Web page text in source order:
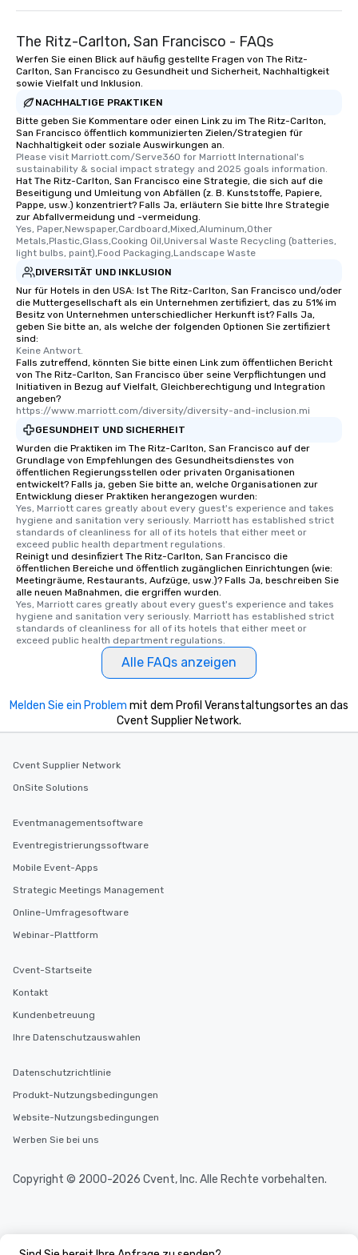
The Ritz-Carlton, San Francisco - FAQs
Werfen Sie einen Blick auf häufig gestellte Fragen von The Ritz-
Carlton, San Francisco zu Gesundheit und Sicherheit, Nachhaltigkeit
sowie Vielfalt und Inklusion.
NACHHALTIGE PRAKTIKEN
Bitte geben Sie Kommentare oder einen Link zu im The Ritz-Carlton,
San Francisco öffentlich kommunizierten Zielen/Strategien für
Nachhaltigkeit oder soziale Auswirkungen an.
Please visit Marriott.com/Serve360 for Marriott International's
sustainability & social impact strategy and 2025 goals information.
Hat The Ritz-Carlton, San Francisco eine Strategie, die sich auf die
Beseitigung und Umleitung von Abfällen (z. B. Kunststoffe, Papiere,
Pappe, usw.) konzentriert? Falls Ja, erläutern Sie bitte Ihre Strategie
zur Abfallvermeidung und -vermeidung.
Yes, Paper,Newspaper,Cardboard,Mixed,Aluminum,Other
Metals,Plastic,Glass,Cooking Oil,Universal Waste Recycling (batteries,
light bulbs, paint),Food Packaging,Landscape Waste
DIVERSITÄT UND INKLUSION
Nur für Hotels in den USA: Ist The Ritz-Carlton, San Francisco und/oder
die Muttergesellschaft als ein Unternehmen zertifiziert, das zu 51% im
Besitz von Unternehmen unterschiedlicher Herkunft ist? Falls Ja,
geben Sie bitte an, als welche der folgenden Optionen Sie zertifiziert
sind:
Keine Antwort.
Falls zutreffend, könnten Sie bitte einen Link zum öffentlichen Bericht
von The Ritz-Carlton, San Francisco über seine Verpflichtungen und
Initiativen in Bezug auf Vielfalt, Gleichberechtigung und Integration
angeben?
https://www.marriott.com/diversity/diversity-and-inclusion.mi
GESUNDHEIT UND SICHERHEIT
Wurden die Praktiken im The Ritz-Carlton, San Francisco auf der
Grundlage von Empfehlungen des Gesundheitsdienstes von
öffentlichen Regierungsstellen oder privaten Organisationen
entwickelt? Falls ja, geben Sie bitte an, welche Organisationen zur
Entwicklung dieser Praktiken herangezogen wurden:
Yes, Marriott cares greatly about every guest's experience and takes
hygiene and sanitation very seriously. Marriott has established strict
standards of cleanliness for all of its hotels that either meet or
exceed public health department regulations.
Reinigt und desinfiziert The Ritz-Carlton, San Francisco die
öffentlichen Bereiche und öffentlich zugänglichen Einrichtungen (wie:
Meetingräume, Restaurants, Aufzüge, usw.)? Falls Ja, beschreiben Sie
alle neuen Maßnahmen, die ergriffen wurden.
Yes, Marriott cares greatly about every guest's experience and takes
hygiene and sanitation very seriously. Marriott has established strict
standards of cleanliness for all of its hotels that either meet or
exceed public health department regulations.
Alle FAQs anzeigen
Melden Sie ein Problem mit dem Profil Veranstaltungsortes an das
Cvent Supplier Network.
Cvent Supplier Network
OnSite Solutions
Eventmanagementsoftware
Eventregistrierungssoftware
Mobile Event-Apps
Strategic Meetings Management
Online-Umfragesoftware
Webinar-Plattform
Cvent-Startseite
Kontakt
Kundenbetreuung
Ihre Datenschutzauswahlen
Datenschutzrichtlinie
Produkt-Nutzungsbedingungen
Website-Nutzungsbedingungen
Werben Sie bei uns
Copyright © 2000-2026 Cvent, Inc. Alle Rechte vorbehalten.